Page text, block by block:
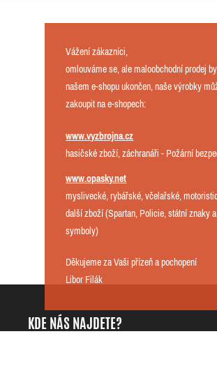
KDE NÁS NAJDETE?
Vážení zákazníci,
omlouváme se, ale maloobchodní prodej
našem e-shopu ukončen, naše výrobky
zakoupit na e-shopech:
www.vyzbrojna.cz
hasičské zboží, záchranáři - Požární
www.opasky.net
myslivecké, rybářské, včelařské,
další zboží (Spartan, Policie, státní znaky a
symboly)
Děkujeme za Vaši přízeň a pochopení
Libor Filák